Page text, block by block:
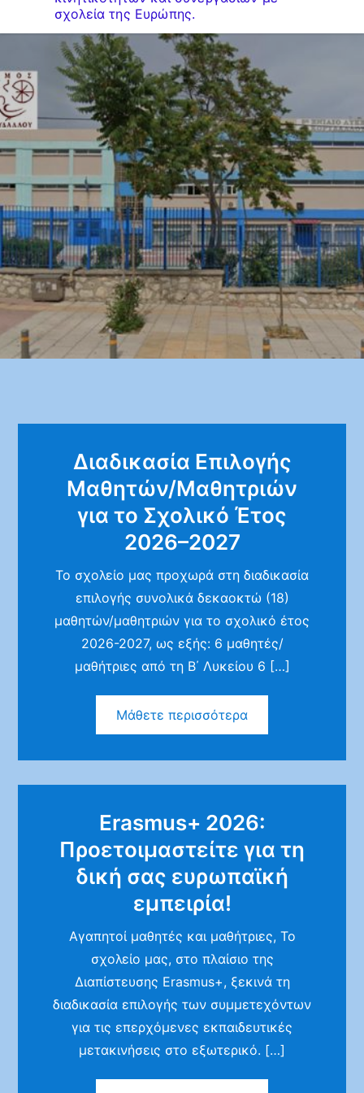
σχολεία της Ευρώπης.
Διαδικασία Επιλογής
Μαθητών/Μαθητριών
για το Σχολικό Έτος
2026–2027
Το σχολείο μας προχωρά στη διαδικασία
επιλογής συνολικά δεκαοκτώ (18)
μαθητών/μαθητριών για το σχολικό έτος
2026-2027, ως εξής: 6 μαθητές/
μαθήτριες από τη Β΄ Λυκείου 6 […]
Μάθετε περισσότερα
Erasmus+ 2026:
Προετοιμαστείτε για τη
δική σας ευρωπαϊκή
εμπειρία!
Αγαπητοί μαθητές και μαθήτριες, Το
σχολείο μας, στο πλαίσιο της
Διαπίστευσης Erasmus+, ξεκινά τη
διαδικασία επιλογής των συμμετεχόντων
για τις επερχόμενες εκπαιδευτικές
μετακινήσεις στο εξωτερικό. […]